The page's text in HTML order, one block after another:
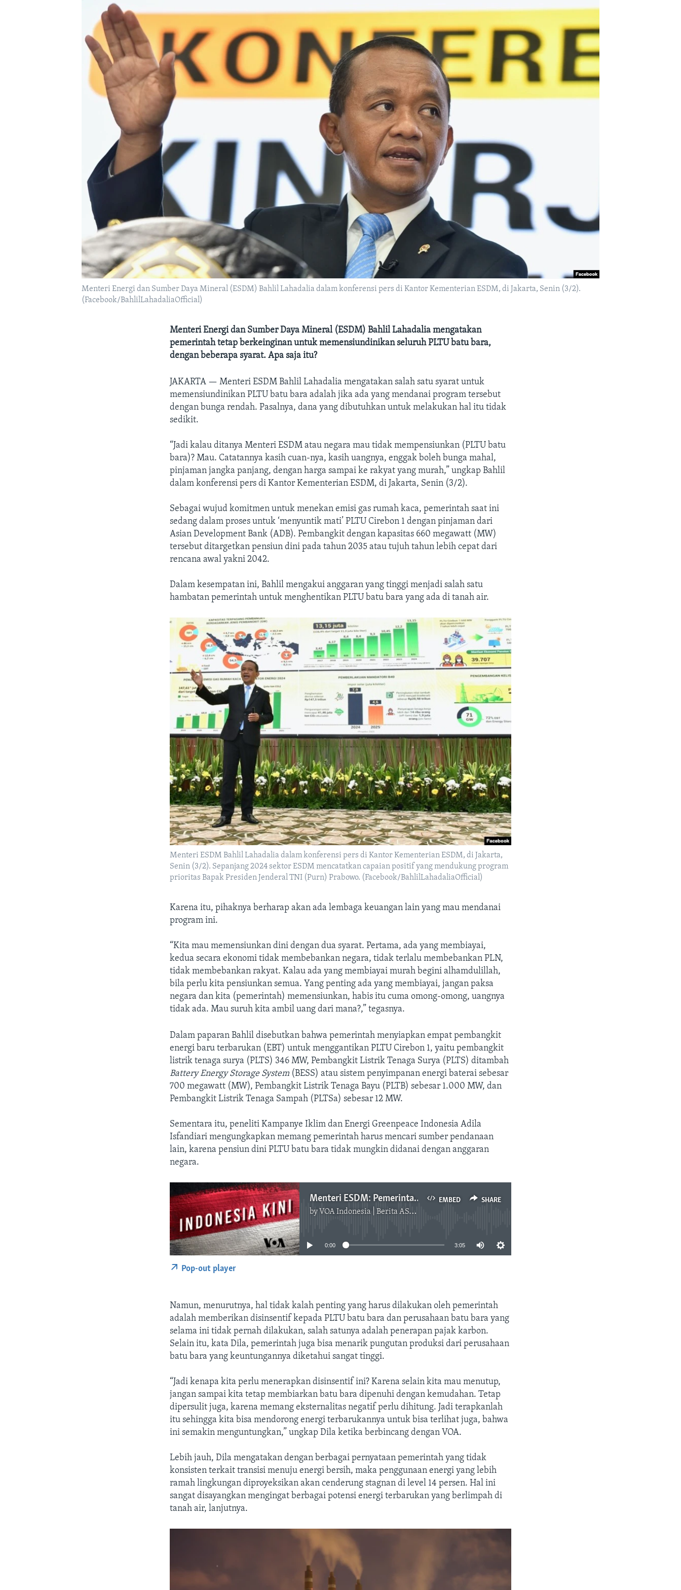
Menteri Energi dan Sumber Daya Mineral (ESDM) Bahlil Lahadalia dalam konferensi pers di Kantor Kementerian ESDM, di Jakarta, Senin (3/2).
(Facebook/BahlilLahadaliaOfficial)
Menteri Energi dan Sumber Daya Mineral (ESDM) Bahlil Lahadalia mengatakan
pemerintah tetap berkeinginan untuk memensiundinikan seluruh PLTU batu bara,
dengan beberapa syarat. Apa saja itu?
JAKARTA —Menteri ESDM Bahlil Lahadalia mengatakan salah satu syarat untuk
memensiundinikan PLTU batu bara adalah jika ada yang mendanai program tersebut
dengan bunga rendah. Pasalnya, dana yang dibutuhkan untuk melakukan hal itu tidak
sedikit.
“Jadi kalau ditanya Menteri ESDM atau negara mau tidak mempensiunkan (PLTU batu
bara)? Mau. Catatannya kasih cuan-nya, kasih uangnya, enggak boleh bunga mahal,
pinjaman jangka panjang, dengan harga sampai ke rakyat yang murah,” ungkap Bahlil
dalam konferensi pers di Kantor Kementerian ESDM, di Jakarta, Senin (3/2).
Sebagai wujud komitmen untuk menekan emisi gas rumah kaca, pemerintah saat ini
sedang dalam proses untuk ‘menyuntik mati’ PLTU Cirebon 1 dengan pinjaman dari
Asian Development Bank (ADB). Pembangkit dengan kapasitas 660 megawatt (MW)
tersebut ditargetkan pensiun dini pada tahun 2035 atau tujuh tahun lebih cepat dari
rencana awal yakni 2042.
Dalam kesempatan ini, Bahlil mengakui anggaran yang tinggi menjadi salah satu
hambatan pemerintah untuk menghentikan PLTU batu bara yang ada di tanah air.
Menteri ESDM Bahlil Lahadalia dalam konferensi pers di Kantor Kementerian ESDM, di Jakarta,
Senin (3/2). Sepanjang 2024 sektor ESDM mencatatkan capaian positif yang mendukung program
prioritas Bapak Presiden Jenderal TNI (Purn) Prabowo. (Facebook/BahlilLahadaliaOfficial)
Karena itu, pihaknya berharap akan ada lembaga keuangan lain yang mau mendanai
program ini.
“Kita mau memensiunkan dini dengan dua syarat. Pertama, ada yang membiayai,
kedua secara ekonomi tidak membebankan negara, tidak terlalu membebankan PLN,
tidak membebankan rakyat. Kalau ada yang membiayai murah begini alhamdulillah,
bila perlu kita pensiunkan semua. Yang penting ada yang membiayai, jangan paksa
negara dan kita (pemerintah) memensiunkan, habis itu cuma omong-omong, uangnya
tidak ada. Mau suruh kita ambil uang dari mana?,” tegasnya.
Dalam paparan Bahlil disebutkan bahwa pemerintah menyiapkan empat pembangkit
energi baru terbarukan (EBT) untuk menggantikan PLTU Cirebon 1, yaitu pembangkit
listrik tenaga surya (PLTS) 346 MW, Pembangkit Listrik Tenaga Surya (PLTS) ditambah
Battery Energy Storage System (BESS) atau sistem penyimpanan energi baterai sebesar
700 megawatt (MW), Pembangkit Listrik Tenaga Bayu (PLTB) sebesar 1.000 MW, dan
Pembangkit Listrik Tenaga Sampah (PLTSa) sebesar 12 MW.
Sementara itu, peneliti Kampanye Iklim dan Energi Greenpeace Indonesia Adila
Isfandiari mengungkapkan memang pemerintah harus mencari sumber pendanaan
lain, karena pensiun dini PLTU batu bara tidak mungkin didanai dengan anggaran
negara.
EMBED SHARE
Menteri ESDM: Pemerintah Siap ‘Suntik Mati’ PLTU Batu Bara Asal Ada yang Biayai
byVOA Indonesia | Berita AS, Dunia, Indonesia, Diaspora Indonesia di AS
No media source currently available
0:00 3:05
Pop-out player
Namun, menurutnya, hal tidak kalah penting yang harus dilakukan oleh pemerintah
adalah memberikan disinsentif kepada PLTU batu bara dan perusahaan batu bara yang
selama ini tidak pernah dilakukan, salah satunya adalah penerapan pajak karbon.
Selain itu, kata Dila, pemerintah juga bisa menarik pungutan produksi dari perusahaan
batu bara yang keuntungannya diketahui sangat tinggi.
“Jadi kenapa kita perlu menerapkan disinsentif ini? Karena selain kita mau menutup,
jangan sampai kita tetap membiarkan batu bara dipenuhi dengan kemudahan. Tetap
dipersulit juga, karena memang eksternalitas negatif perlu dihitung. Jadi terapkanlah
itu sehingga kita bisa mendorong energi terbarukannya untuk bisa terlihat juga, bahwa
ini semakin menguntungkan,” ungkap Dila ketika berbincang dengan VOA.
Lebih jauh, Dila mengatakan dengan berbagai pernyataan pemerintah yang tidak
konsisten terkait transisi menuju energi bersih, maka penggunaan energi yang lebih
ramah lingkungan diproyeksikan akan cenderung stagnan di level 14 persen. Hal ini
sangat disayangkan mengingat berbagai potensi energi terbarukan yang berlimpah di
tanah air, lanjutnya.